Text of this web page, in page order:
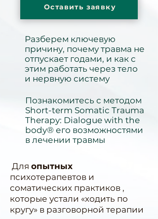
Оставить заявку
Разберем ключевую
причину, почему травма не
отпускает годами, и как с
этим работать через тело
и нервную систему
Познакомитесь с методом
Short-term Somatic Trauma
Therapy: Dialogue with the
body® его возможностями
в лечении травмы
Для опытных
психотерапевтов и
соматических практиков ,
которые устали «ходить по
кругу» в разговорной терапии